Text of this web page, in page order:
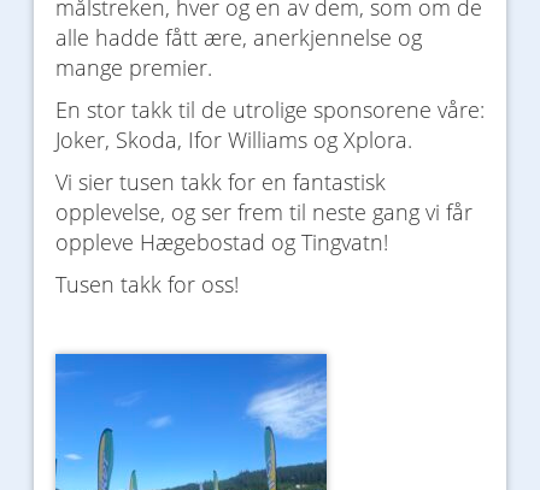
målstreken, hver og en av dem, som om de
alle hadde fått ære, anerkjennelse og
mange premier.
En stor takk til de utrolige sponsorene våre:
Joker, Skoda, Ifor Williams og Xplora.
Vi sier tusen takk for en fantastisk
opplevelse, og ser frem til neste gang vi får
oppleve Hægebostad og Tingvatn!
Tusen takk for oss!